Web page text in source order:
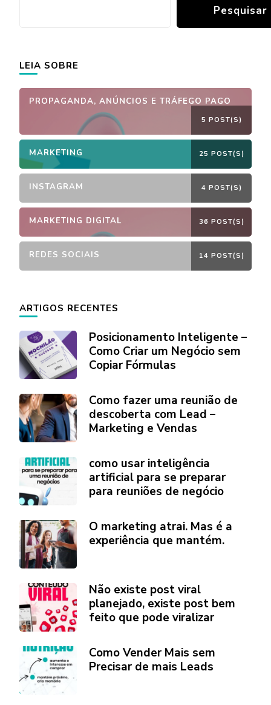
Pesquisar
LEIA SOBRE
PROPAGANDA, ANÚNCIOS E TRÁFEGO PAGO
5 POST(S)
MARKETING 25 POST(S)
INSTAGRAM 4 POST(S)
MARKETING DIGITAL 36 POST(S)
REDES SOCIAIS 14 POST(S)
ARTIGOS RECENTES
Posicionamento Inteligente –
Como Criar um Negócio sem
Copiar Fórmulas
Como fazer uma reunião de
descoberta com Lead –
Marketing e Vendas
como usar inteligência
artificial para se preparar
para reuniões de negócio
O marketing atrai. Mas é a
experiência que mantém.
Não existe post viral
planejado, existe post bem
feito que pode viralizar
Como Vender Mais sem
Precisar de mais Leads